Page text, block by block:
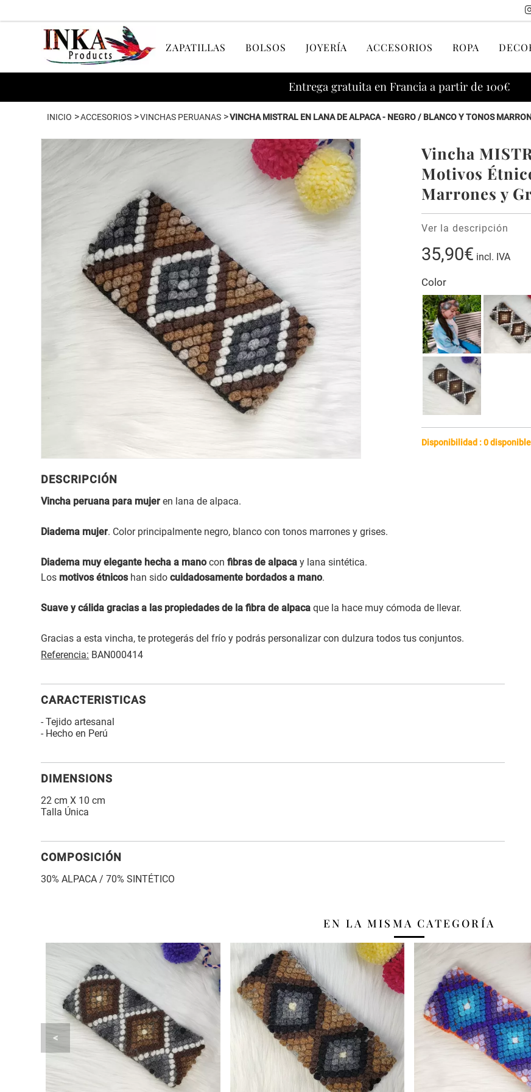
ZAPATILLAS BOLSOS JOYERÍA ACCESORIOS ROPA
Entrega gratuita en Francia a partir de 100€
INICIO >ACCESORIOS >VINCHAS PERUANAS >VINCHA MISTRAL EN LANA DE ALPACA - NEGRO / BLANCO Y TONOS
Vincha
Motivos
Marrones y
Ver la descripción
35,90€ incl. IVA
Color
Disponibilidad : 0
DESCRIPCIÓN
Vincha peruana para mujer en lana de alpaca.
Diadema mujer. Color principalmente negro, blanco con tonos marrones y grises.
Diadema muy elegante hecha a mano con fibras de alpaca y lana sintética.
Los motivos étnicoshan sido cuidadosamente bordados a mano.
Suave y cálida gracias a las propiedades de la fibra de alpaca que la hace muy cómoda de llevar.
Gracias a esta vincha, te protegerás del frío y podrás personalizar con dulzura todos tus conjuntos.
Referencia: BAN000414
CARACTERISTICAS
- Tejido artesanal
- Hecho en Perú
DIMENSIONS
22 cm X 10 cm
Talla Única
COMPOSICIÓN
30% ALPACA / 70% SINTÉTICO
EN LA MISMA CATEGORÍA